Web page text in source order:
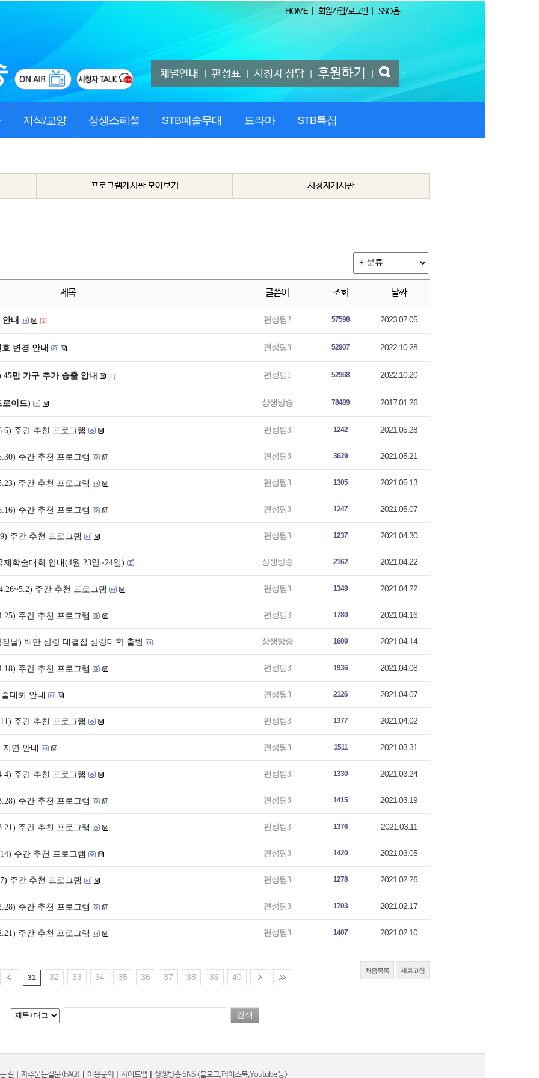
HOME| 회원가입/로그인 SSO홈
채널안내 편성표 시청자 상담 후원하기
지식/교양 상생스페셜 STB예술무대 드라마 STB특집
프로그램게시판 모아보기 시청자게시판
제목 글쓴이 조회 날짜
내 [1] 편성팀2 57598 2023.07.05
변경 안내 편성팀3 52907 2022.10.28
만 가구 추가 송출 안내 [1] 편성팀1 52968 2022.10.20
로이드) 상생방송 78489 2017.01.26
주간 추천 프로그램 편성팀3 1242 2021.05.28
주간 추천 프로그램 편성팀3 3629 2021.05.21
주간 추천 프로그램 편성팀3 1305 2021.05.13
주간 추천 프로그램 편성팀3 1247 2021.05.07
주간 추천 프로그램 편성팀3 1237 2021.04.30
학술대회 안내(4월 23일~24일) 상생방송 2162 2021.04.22
주간 추천 프로그램 편성팀3 1349 2021.04.22
주간 추천 프로그램 편성팀3 1780 2021.04.16
날) 백만 삼랑 대결집 삼랑대학 출범 상생방송 1609 2021.04.14
주간 추천 프로그램 편성팀3 1936 2021.04.08
대회 안내 편성팀3 2126 2021.04.07
주간 추천 프로그램 편성팀3 1377 2021.04.02
연 안내 편성팀3 1511 2021.03.31
주간 추천 프로그램 편성팀3 1330 2021.03.24
주간 추천 프로그램 편성팀3 1415 2021.03.19
주간 추천 프로그램 편성팀3 1376 2021.03.11
주간 추천 프로그램 편성팀3 1420 2021.03.05
주간 추천 프로그램 편성팀3 1278 2021.02.26
주간 추천 프로그램 편성팀3 1703 2021.02.17
주간 추천 프로그램 편성팀3 1407 2021.02.10
처음목록 새로고침
31 32 33 34 35 36 37 38 39 40
길 자주묻는질문(FAQ) 이용문의 사이트맵 상생방송 SNS <블로그,페이스북,Youtube 등>